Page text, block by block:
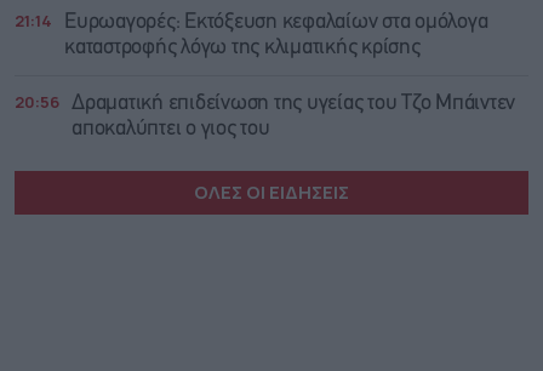
21:14
Ευρωαγορές: Εκτόξευση κεφαλαίων στα ομόλογα
καταστροφής λόγω της κλιματικής κρίσης
20:56 Δραματική επιδείνωση της υγείας του Τζο Μπάιντεν
αποκαλύπτει ο γιος του
ΟΛΕΣ ΟΙ ΕΙΔΗΣΕΙΣ